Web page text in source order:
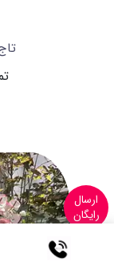
ارسال
رایگان